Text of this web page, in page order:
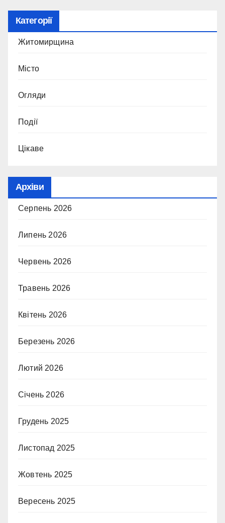
Категорії
Житомирщина
Місто
Огляди
Події
Цікаве
Архіви
Серпень 2026
Липень 2026
Червень 2026
Травень 2026
Квітень 2026
Березень 2026
Лютий 2026
Січень 2026
Грудень 2025
Листопад 2025
Жовтень 2025
Вересень 2025